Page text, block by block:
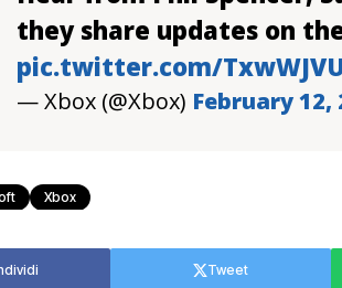
they share updates on
pic.twitter.com/
— Xbox (@Xbox) February 12,
Xbox
Tweet